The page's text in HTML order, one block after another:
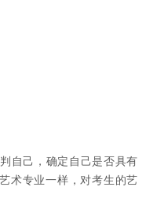
自己，确定自己是否具有
术专业一样，对考生的艺